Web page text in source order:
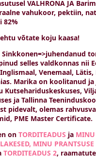
VALHRONA JA
vahukoor, pektiin,
82%
võtate koju kaasa!
Sinkkonen=>juhendanud
selles valdkonnas nii
Venemaal, Lätis,
Marika on koolitanud
Kutsehariduskeskuses,
ja Tallinna
pidevalt, olemas
PME Master Certificate.
on TORDITEADUS ja MINU
MINU PRANTSUSE
TORDITEADUS 2,